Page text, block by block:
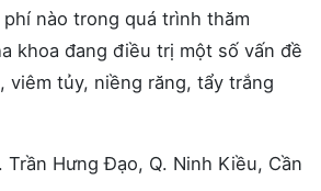
nào trong quá trình thăm
khoa đang điều trị một số vấn đề
viêm tủy, niềng răng, tẩy trắng
Trần Hưng Đạo, Q. Ninh Kiều, Cần